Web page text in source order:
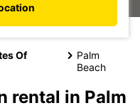
Of
Palm
Beach
rental in Palm